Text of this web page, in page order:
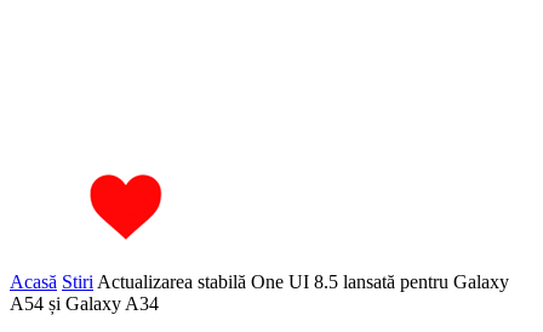
Acasă Stiri Actualizarea stabilă One UI 8.5 lansată pentru Galaxy
A54 și Galaxy A34